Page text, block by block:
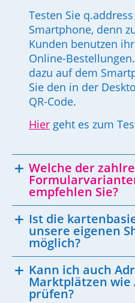
Testen Sie
Smartphone, denn
Kunden benutzen
Online-
dazu auf dem
Sie den in der
QR-Code.
Hier geht es zum
Welche der
empfehlen Sie?
Ist die
unsere eigenen
möglich?
Kann ich auch
Marktplätzen wie
prüfen?